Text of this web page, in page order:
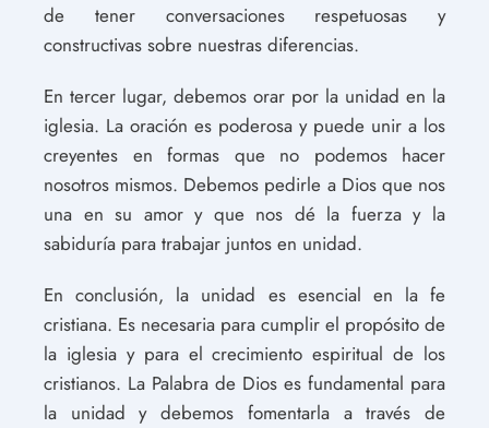
de tener conversaciones respetuosas y
constructivas sobre nuestras diferencias.
En tercer lugar, debemos orar por la unidad en la
iglesia. La oración es poderosa y puede unir a los
creyentes en formas que no podemos hacer
nosotros mismos. Debemos pedirle a Dios que nos
una en su amor y que nos dé la fuerza y la
sabiduría para trabajar juntos en unidad.
En conclusión, la unidad es esencial en la fe
cristiana. Es necesaria para cumplir el propósito de
la iglesia y para el crecimiento espiritual de los
cristianos. La Palabra de Dios es fundamental para
la unidad y debemos fomentarla a través de